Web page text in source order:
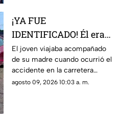
¡YA FUE
IDENTIFICADO! Él era
el joven que falleció
mientras viajaba con
su madre en carretera
de Veracruz
El joven viajaba acompañado
de su madre cuando ocurrió el
accidente en la carretera
Tierra Blanca-Las Tinajas;
agosto 09, 2026 10:03 a. m.